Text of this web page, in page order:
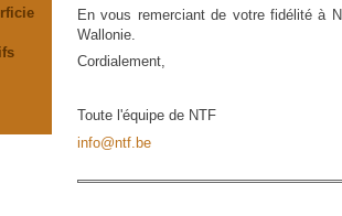
En vous remerciant de votre fidélité à
Wallonie.
Cordialement,
Toute l'équipe de NTF
info@ntf.be